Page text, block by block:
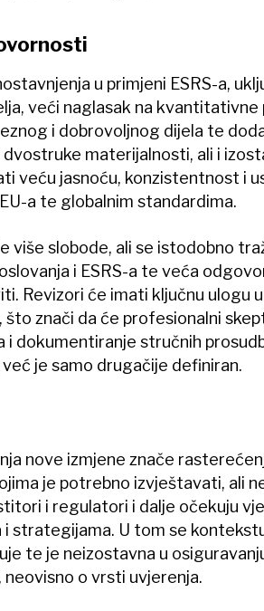
u primjeni ESRS-a,
veći naglasak na kvantitativne
i dobrovoljnog dijela te
dvostruke materijalnosti, ali i
veću jasnoću, konzistentnost i
a te globalnim standardima.
više slobode, ali se istodobno
i ESRS-a te veća
Revizori će imati ključnu ulogu
znači da će profesionalni
i dokumentiranje stručnih
već je samo drugačije definiran.
nove izmjene znače
je potrebno izvještavati, ali
i regulatori i dalje očekuju
strategijama. U tom se
te je neizostavna u
o vrsti uvjerenja.